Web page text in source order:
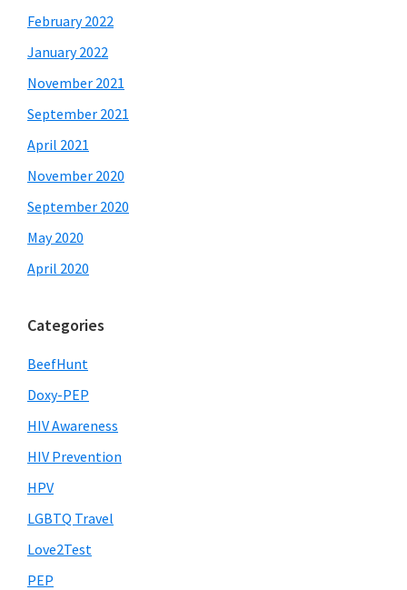
February 2022
January 2022
November 2021
September 2021
April 2021
November 2020
September 2020
May 2020
April 2020
Categories
BeefHunt
Doxy-PEP
HIV Awareness
HIV Prevention
HPV
LGBTQ Travel
Love2Test
PEP